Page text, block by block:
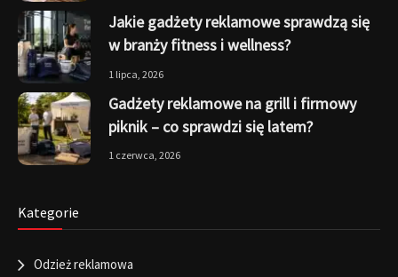
Jakie gadżety reklamowe sprawdzą się
w branży fitness i wellness?
1 lipca, 2026
Gadżety reklamowe na grill i firmowy
piknik – co sprawdzi się latem?
1 czerwca, 2026
Kategorie
Odzież reklamowa